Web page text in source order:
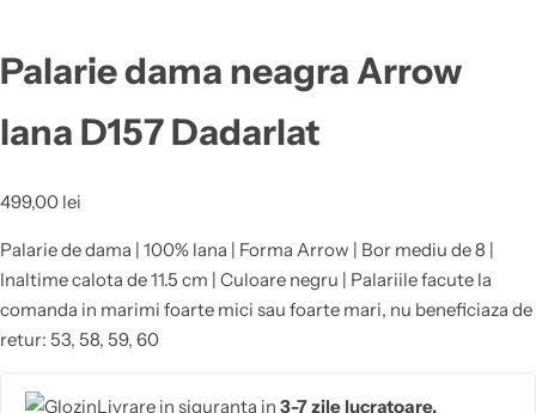
Palarie dama neagra Arrow
lana D157 Dadarlat
499,00 lei
Palarie de dama | 100% lana | Forma Arrow | Bor mediu de 8 |
Inaltime calota de 11.5 cm | Culoare negru | Palariile facute la
comanda in marimi foarte mici sau foarte mari, nu beneficiaza de
retur: 53, 58, 59, 60
Livrare in siguranta in 3-7 zile lucratoare.